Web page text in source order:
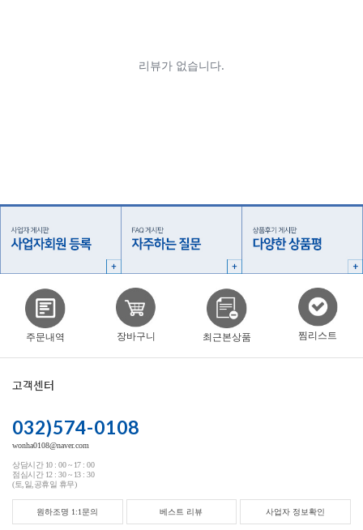
주문내역 장바구니 최근본상품 찜리스트
고객센터
032)574-0108
wonha0108@naver.com
상담시간 10 : 00 ~ 17 : 00
점심시간 12 : 30 ~ 13 : 30
(토,일,공휴일 휴무)
원하조명 1:1문의 베스트 리뷰 사업자 정보확인